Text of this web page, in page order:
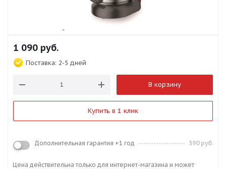
1 090 руб.
Поставка: 2-5 дней
В корзину
Купить в 1 клик
Дополнительная гарантия +1 год 390 руб.
Цена действительна только для интернет-магазина и может